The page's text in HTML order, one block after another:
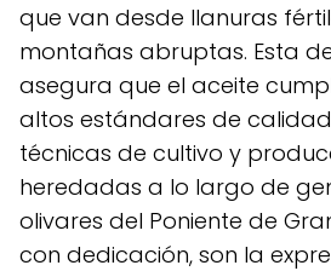
que van desde llanuras
montañas abruptas. Esta
asegura que el aceite
altos estándares de
técnicas de cultivo y
heredadas a lo largo de
olivares del Poniente de
con dedicación, son la